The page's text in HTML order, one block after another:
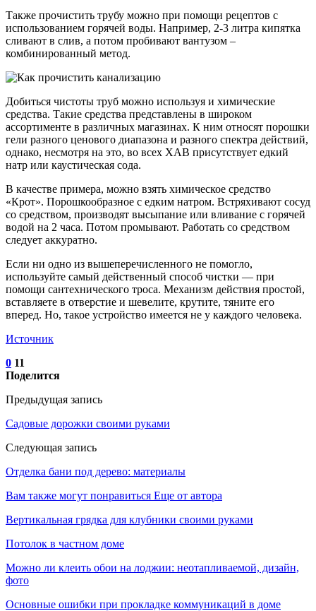
Также прочистить трубу можно при помощи рецептов с
использованием горячей воды. Например, 2-3 литра кипятка
сливают в слив, а потом пробивают вантузом –
комбинированный метод.
Добиться чистоты труб можно используя и химические
средства. Такие средства представлены в широком
ассортименте в различных магазинах. К ним относят порошки
гели разного ценового диапазона и разного спектра действий,
однако, несмотря на это, во всех ХАВ присутствует едкий
натр или каустическая сода.
В качестве примера, можно взять химическое средство
«Крот». Порошкообразное с едким натром. Встряхивают сосуд
со средством, производят высыпание или вливание с горячей
водой на 2 часа. Потом промывают. Работать со средством
следует аккуратно.
Если ни одно из вышеперечисленного не помогло,
используйте самый действенный способ чистки — при
помощи сантехнического троса. Механизм действия простой,
вставляете в отверстие и шевелите, крутите, тяните его
вперед. Но, такое устройство имеется не у каждого человека.
Источник
0 11
Поделится
Предыдущая запись
Садовые дорожки своими руками
Следующая запись
Отделка бани под дерево: материалы
Вам также могут понравиться Еще от автора
Вертикальная грядка для клубники своими руками
Потолок в частном доме
Можно ли клеить обои на лоджии: неотапливаемой, дизайн,
фото
Основные ошибки при прокладке коммуникаций в доме